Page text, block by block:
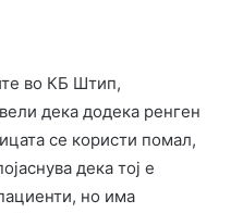
во КБ Штип,
дека додека ренген
се користи помал,
дека тој е
но има